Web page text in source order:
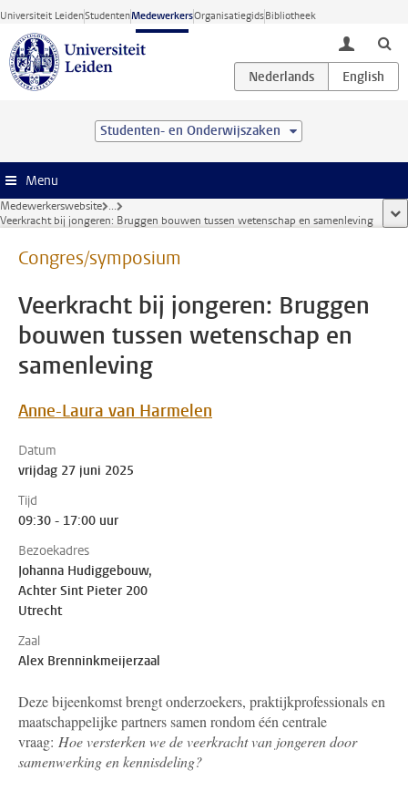
Ga direct naar de inhoud
Universiteit LeidenStudentenMedewerkersOrganisatiegidsBibliotheek
toggle
Studenten- en Onderwijszaken
Menu
Medewerkerswebsite ...
Veerkracht bij jongeren: Bruggen bouwen tussen wetenschap en samenleving
Congres/symposium
Veerkracht bij jongeren: Bruggen
bouwen tussen wetenschap en
samenleving
Anne-Laura van Harmelen
Datum
vrijdag 27 juni 2025
Tijd
09:30 - 17:00 uur
Bezoekadres
Johanna Hudiggebouw,
Achter Sint Pieter 200
Utrecht
Zaal
Alex Brenninkmeijerzaal
Deze bijeenkomst brengt onderzoekers, praktijkprofessionals en
maatschappelijke partners samen rondom één centrale
vraag: Hoe versterken we de veerkracht van jongeren door
samenwerking en kennisdeling?